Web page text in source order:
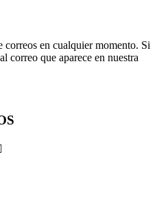
correos en cualquier momento. Si
correo que aparece en nuestra